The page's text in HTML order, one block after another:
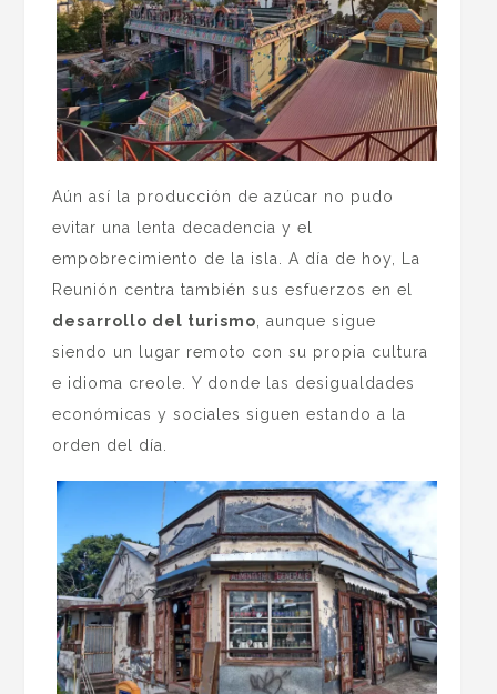
Aún así la producción de azúcar no pudo
evitar una lenta decadencia y el
empobrecimiento de la isla. A día de hoy, La
Reunión centra también sus esfuerzos en el
desarrollo del turismo , aunque sigue
siendo un lugar remoto con su propia cultura
e idioma creole. Y donde las desigualdades
económicas y sociales siguen estando a la
orden del día.